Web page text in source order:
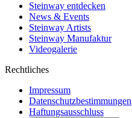
Steinway entdecken
News & Events
Steinway Artists
Steinway Manufaktur
Videogalerie
Rechtliches
Impressum
Datenschutzbestimmungen
Haftungsausschluss